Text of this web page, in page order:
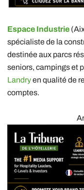
Espace Industrie
spécialiste de la
destinée aux parcs
seniors, campings et
Landryen qualité de
comptes.